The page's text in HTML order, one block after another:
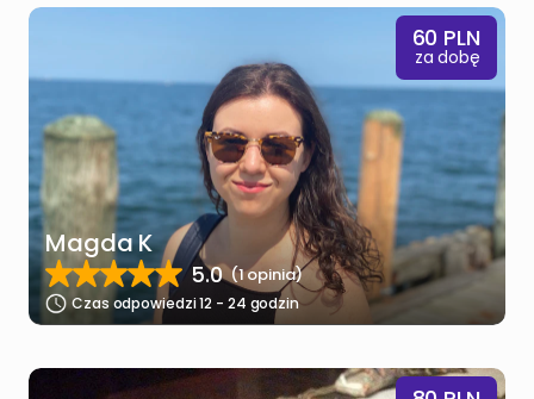
60 PLN
za dobę
Magda K
5.0 (1 opinia)
Czas odpowiedzi 12 - 24 godzin